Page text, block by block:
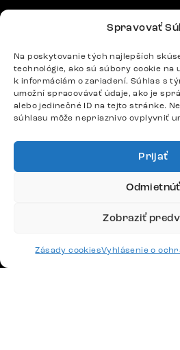
Spravovať
Na poskytovanie tých najlepších
technológie, ako sú súbory cookie na
k informáciám o zariadení. Súhlas s
umožní spracovávať údaje, ako je
alebo jedinečné ID na tejto stránke.
súhlasu môže nepriaznivo ovplyvniť
Prijať
Odmietnúť
Zobraziť
Zásady cookiesVyhlásenie o
Potrebujete radu?
Po – Pia: 9:00 – 17:00
podpora@delife-shop.sk
Odpovedáme do 24 hodín.
Doprava